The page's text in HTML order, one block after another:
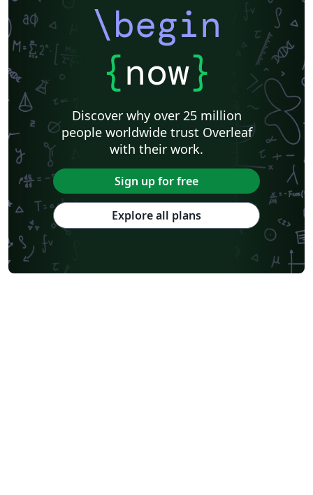
\begin
{now}
Discover why over 25 million
people worldwide trust Overleaf
with their work.
Sign up for free
Explore all plans